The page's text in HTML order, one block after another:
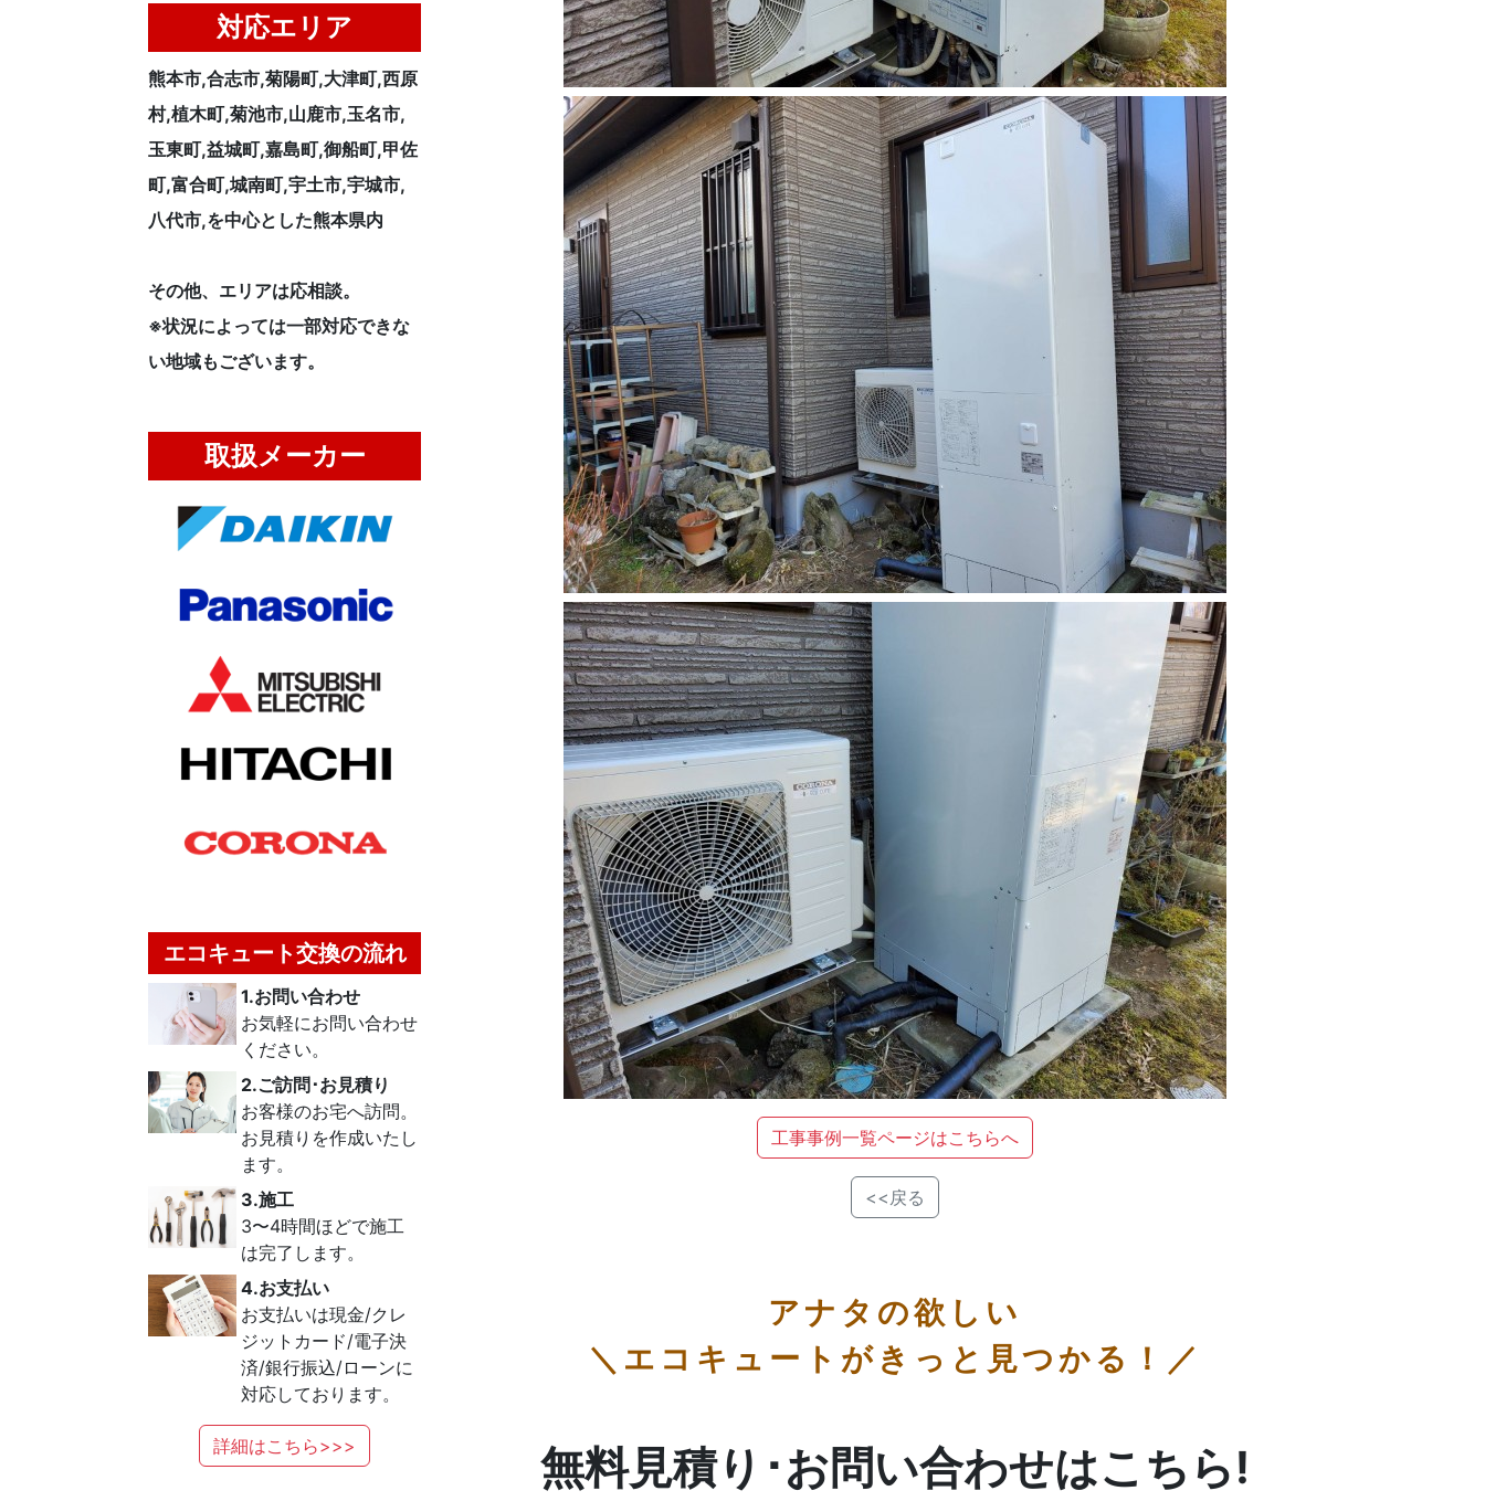
対応エリア
熊本市,合志市,菊陽町,大津町,西原
村,植木町,菊池市,山鹿市,玉名市,
玉東町,益城町,嘉島町,御船町,甲佐
町,富合町,城南町,宇土市,宇城市,
八代市,を中心とした熊本県内
その他、エリアは応相談。
※状況によっては一部対応できな
い地域もございます。
取扱メーカー
エコキュート交換の流れ
1.お問い合わせ
お気軽にお問い合わせ
ください。
2.ご訪問･お見積り
お客様のお宅へ訪問。
お見積りを作成いたし
ます。
3.施工
3〜4時間ほどで施工
は完了します。
4.お支払い
お支払いは現金/クレ
ジットカード/電子決
済/銀行振込/ローンに
対応しております。
詳細はこちら>>>
工事事例一覧ページはこちらへ
<<戻る
アナタの欲しい
＼エコキュートがきっと見つかる！／
無料見積り･お問い合わせはこちら!